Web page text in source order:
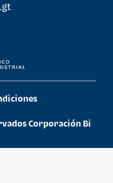
Corporación Bi